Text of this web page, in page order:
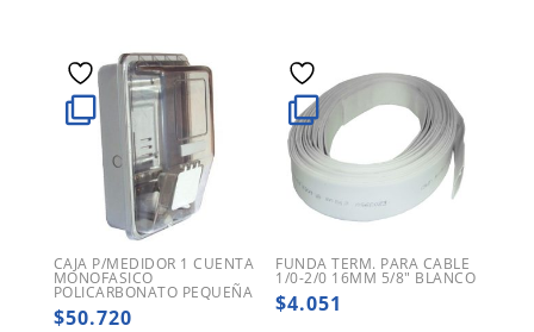
CAJA P/MEDIDOR 1 CUENTA
MONOFASICO
POLICARBONATO PEQUEÑA
$50.720
FUNDA TERM. PARA CABLE
1/0-2/0 16MM 5/8″ BLANCO
$4.051